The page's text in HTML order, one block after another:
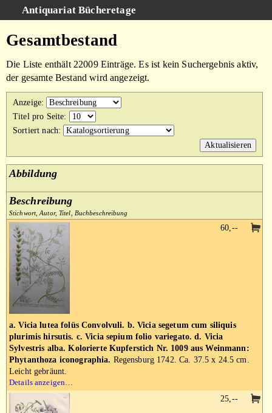
Antiquariat Bücheretage
Gesamtbestand
Warenkorb
AGB
Gesamtbestand
Die Liste enthält 22009 Einträge. Es ist kein Suchergebnis aktiv,
der gesamte Bestand wird angezeigt.
Anzeige:
Titel pro Seite:
Sortiert nach:
Abbildung
Beschreibung
Stichwort, Autor, Titel, Buchbeschreibung
a. Vicia lutea folüs Convolvuli. b. Vicia segetum cum siliquis
plurimis hirsutis. c. Vicia sepium folio variegato. d. Vicia
Sylvestris alba. Kolorierte Kupferstich Nr. 1009 aus Weinmann:
Phytanthoza iconographia. Regensburg 1742. Ca. 37.5 x 24.5 cm.
Leicht gebräunt.
Details anzeigen…
60,--
25,--